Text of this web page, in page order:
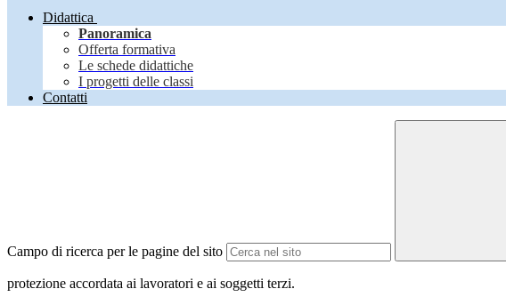
Didattica
Panoramica
Offerta formativa
Le schede didattiche
I progetti delle classi
Contatti
Campo di ricerca per le pagine del sito
protezione accordata ai lavoratori e ai soggetti terzi.